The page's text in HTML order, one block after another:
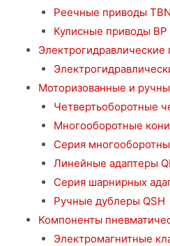
Реечные приводы
Кулисные приводы BP
Электрогидравлические
Моторизованные и
Четвертьоборотные
Многооборотные
Серия
Линейные адаптеры
Серия шарнирных
Ручные дублеры QSH
Компоненты
Электромагнитные